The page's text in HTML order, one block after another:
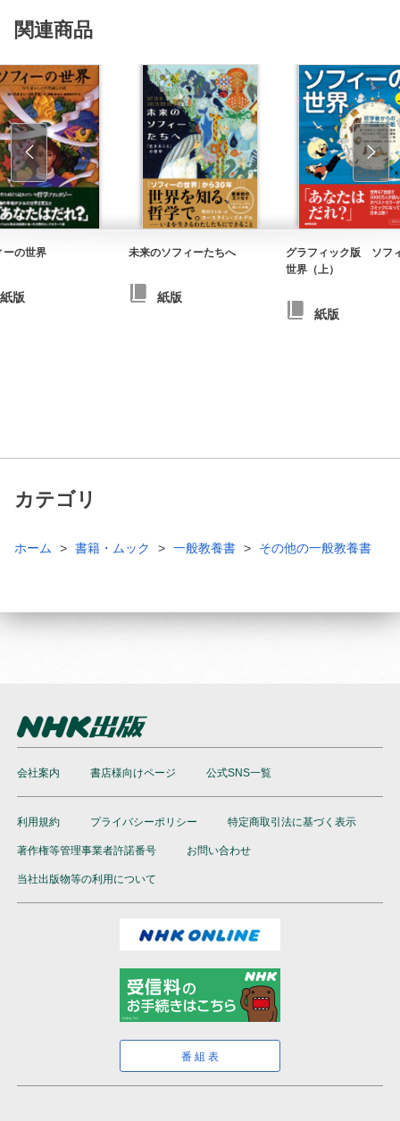
関連商品
ーの世界
紙版
未来のソフィーたちへ
紙版
グラフィック版 ソフ
世界（上）
紙版
カテゴリ
ホーム 書籍・ムック 一般教養書 その他の一般教養書
会社案内 書店様向けページ 公式SNS一覧
利用規約 プライバシーポリシー 特定商取引法に基づく表示
著作権等管理事業者許諾番号 お問い合わせ
当社出版物等の利用について
番組表